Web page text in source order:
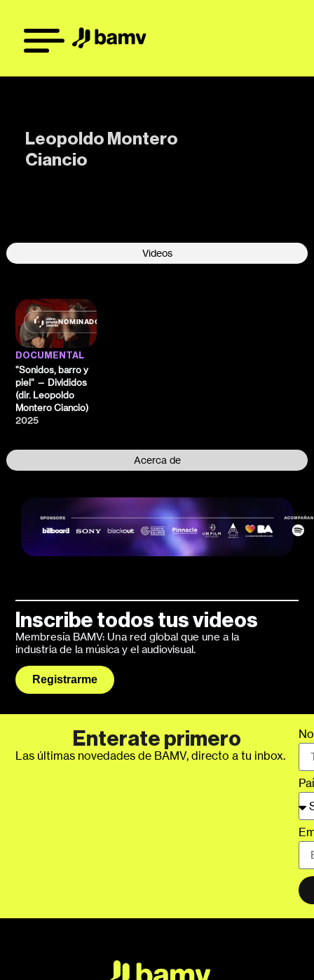
Leopoldo Montero
Ciancio
Videos
Acerca de
NOMINADO
DOCUMENTAL
"Sonidos, barro y
piel" — Divididos
(dir. Leopoldo
Montero Ciancio)
2025
Inscribe todos tus videos
Membresía BAMV: Una red global que une a la
industria de la música y el audiovisual.
Registrarme
Enterate primero
Las últimas novedades de BAMV, directo a tu inbox.